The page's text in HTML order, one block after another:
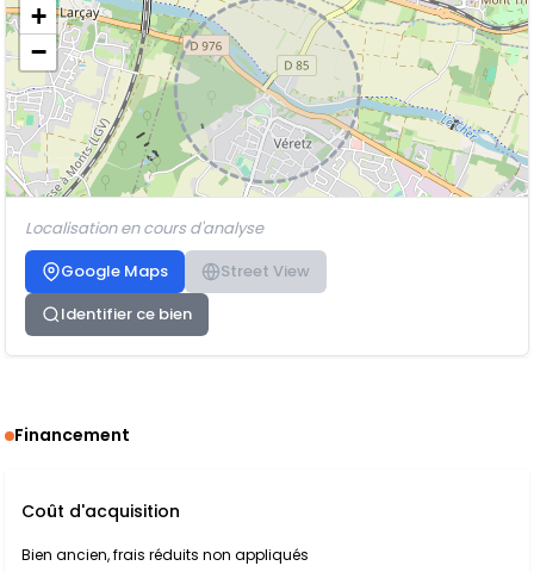
+
−
Localisation en cours d'analyse
Google Maps
Street View
Identifier ce bien
Financement
Coût d'acquisition
Bien ancien, frais réduits non appliqués